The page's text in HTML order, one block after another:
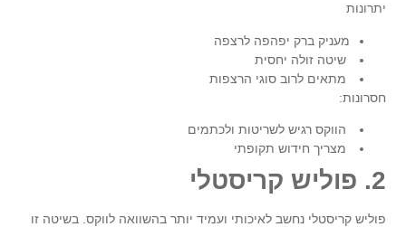
יתרונות
מעניק ברק יפהפה לרצפה
שיטה זולה יחסית
מתאים לרוב סוגי הרצפות
חסרונות:
הווקס רגיש לשריטות ולכתמים
מצריך חידוש תקופתי
2. פוליש קריסטלי
פוליש קריסטלי נחשב לאיכותי ועמיד יותר בהשוואה לווקס. בשיטה זו